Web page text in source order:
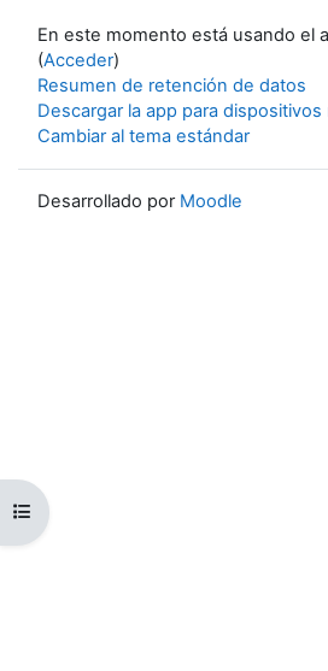
Abrir índice del curso
En este momento está usando el
(Acceder)
Resumen de retención de datos
Descargar la app para dispositivos
Cambiar al tema estándar
Desarrollado por Moodle